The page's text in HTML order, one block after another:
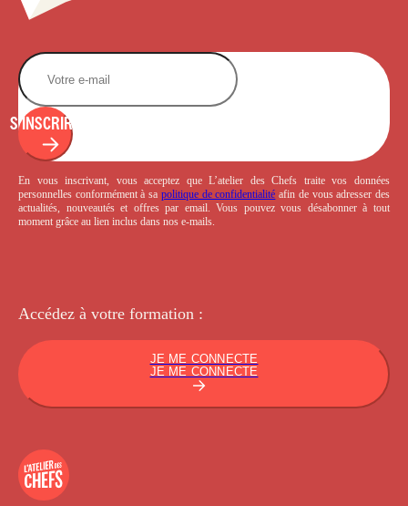
S'INSCRIRE
En vous inscrivant, vous acceptez que L’atelier des Chefs traite vos données
personnelles conformément à sa politique de confidentialité afin de vous adresser des
actualités, nouveautés et offres par email. Vous pouvez vous désabonner à tout
moment grâce au lien inclus dans nos e-mails.
Accédez à votre formation :
JE ME CONNECTE
JE ME CONNECTE